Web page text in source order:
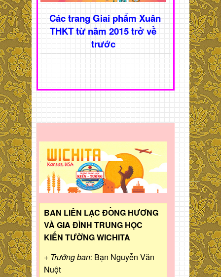
Các trang Giai phẩm Xuân
THKT từ năm 2015 trở về
trước
BAN LIÊN LẠC ĐỒNG HƯƠNG
VÀ GIA ĐÌNH TRUNG HỌC
KIẾN TƯỜNG WICHITA
+ Trưởng ban: Bạn Nguyễn Văn
Nuột